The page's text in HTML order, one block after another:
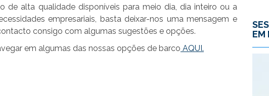
de alta qualidade disponíveis para meio dia, dia inteiro ou a
empresariais, basta deixar-nos uma mensagem e
consigo com algumas sugestões e opções.
em algumas das nossas opções de barco AQUI.
EM